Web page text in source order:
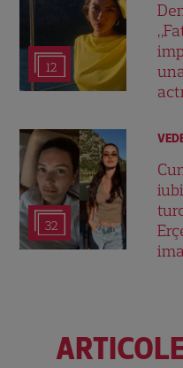
12
32